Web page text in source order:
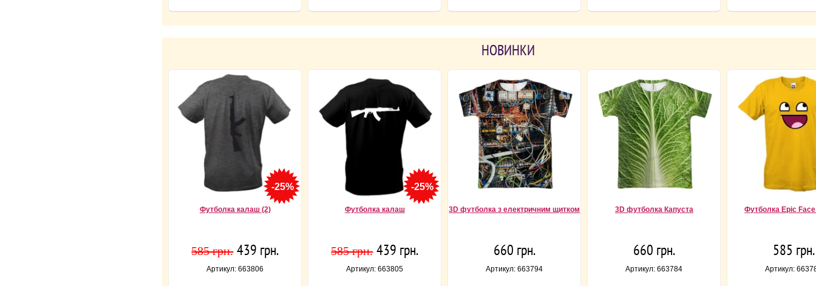
НОВИНКИ
-25%
Футболка калаш (2)
585 грн. 439 грн.
Артикул: 663806
-25%
Футболка калаш
585 грн. 439 грн.
Артикул: 663805
3D футболка з електричним щитком
660 грн.
Артикул: 663794
3D футболка Капуста
660 грн.
Артикул: 663784
Футболка Epic
585 грн.
Артикул: